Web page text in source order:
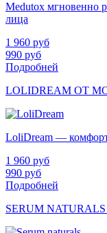
Medutox мгновенно
лица
1 960 руб
990 руб
Подробней
LOLIDREAM ОТ
LoliDream —
1 960 руб
990 руб
Подробней
SERUM